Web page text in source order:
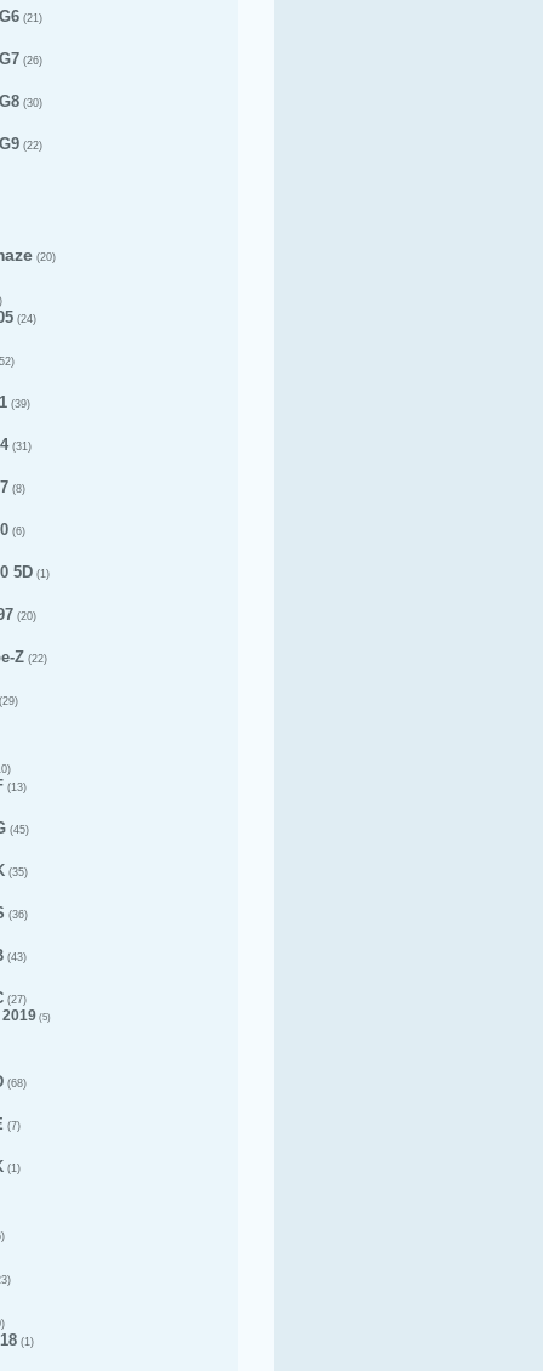
(21)
(26)
(30)
(22)
(20)
(24)
(39)
(31)
(8)
(6)
5D (1)
(20)
Z (22)
(29)
(13)
(45)
(35)
(36)
(43)
(27)
(5)
(68)
(7)
(1)
(1)